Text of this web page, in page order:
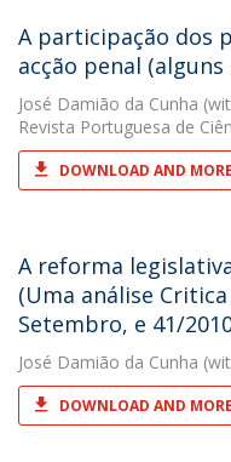
A participação dos
acção penal
José Damião da Cunha
Revista Portuguesa de
DOWNLOAD AND
A reforma
(Uma análise
Setembro, e 41/
José Damião da Cunha
DOWNLOAD AND